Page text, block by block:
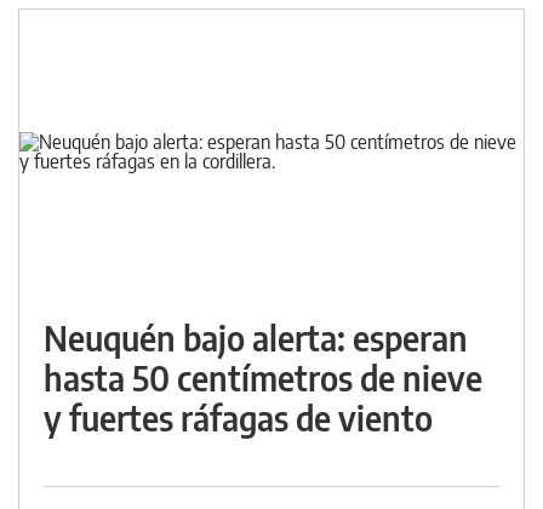
Neuquén bajo alerta: esperan
hasta 50 centímetros de nieve
y fuertes ráfagas de viento